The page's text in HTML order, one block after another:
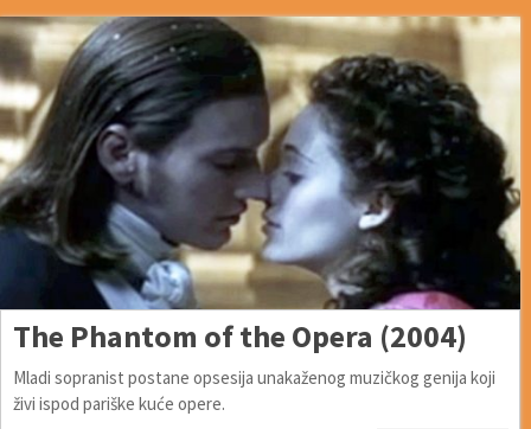
The Phantom of the Opera (2004)
Mladi sopranist postane opsesija unakaženog muzičkog genija koji
živi ispod pariške kuće opere.